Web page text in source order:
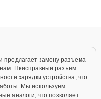
замену разъема
Неисправный разъем
зарядки устройства, что
Мы используем
аналоги, что позволяет